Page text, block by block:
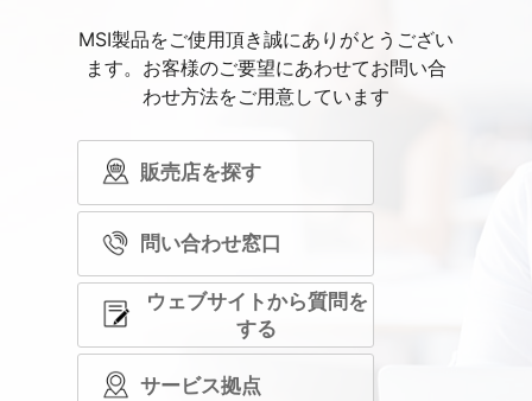
MSI製品をご使用頂き誠にありがとうござい
ます。お客様のご要望にあわせてお問い合
わせ方法をご用意しています
販売店を探す
問い合わせ窓口
ウェブサイトから質問を
する
サービス拠点